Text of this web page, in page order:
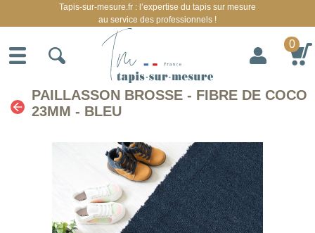
PAILLASSON BROSSE - FIBRE DE COCO
23MM - BLEU
Tapis-sur-mesure.fr : l’expertise du tapis sur mesure
au service des professionnels !
0